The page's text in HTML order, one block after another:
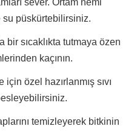
sever. Ortam nemi
su püskürtebilirsiniz.
bir sıcaklıkta tutmaya özen
kaçının.
özel hazırlanmış sıvı
temizleyerek bitkinin